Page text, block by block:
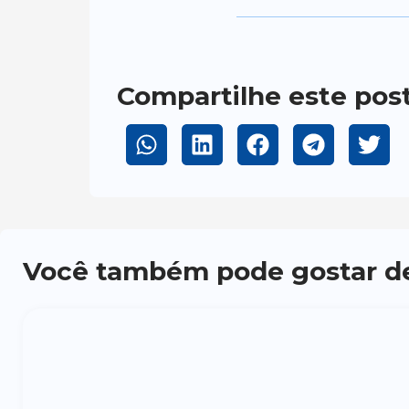
Compartilhe este
Você também pode gostar